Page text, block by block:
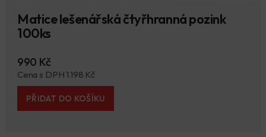
Matice lešenářská čtyřhranná pozink
100ks
990 Kč
Cena s DPH 1.198 Kč
PŘIDAT DO KOŠÍKU